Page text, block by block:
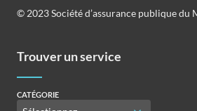
©️️ 2023 Société d’assurance publique du
Trouver un service
CATÉGORIE